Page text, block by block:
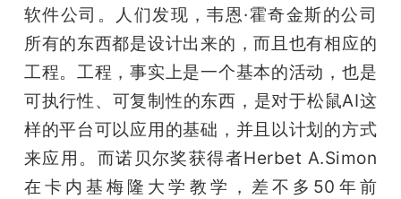
软件公司。人们发现，韦恩·霍奇金斯的公司
所有的东西都是设计出来的，而且也有相应的
工程。工程，事实上是一个基本的活动，也是
可执行性、可复制性的东西，是对于松鼠AI这
样的平台可以应用的基础，并且以计划的方式
来应用。而诺贝尔奖获得者Herbet A.Simon
在卡内基梅隆大学教学，差不多50年前